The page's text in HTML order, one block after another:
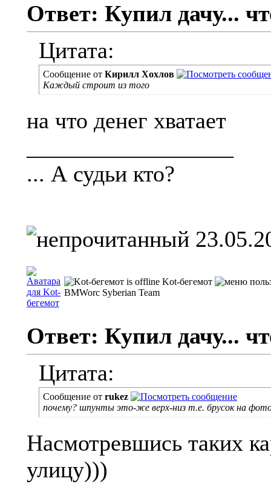
Ответ: Купил дачу...
Цитата:
Сообщение от Кирилл Хохлов
Каждый строит из того
на что денег хватает
... А судьи кто?
Kot-бегемот
BMWorc Syberian Team
Ответ: Купил дачу...
Цитата:
Сообщение от rukez
почему? шпунты это-же верх-низ т.е. брусок на
Насмотревшись таких
улицу)))